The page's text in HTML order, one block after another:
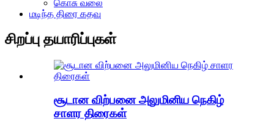
கொசு வலை
மடிந்த திரை கதவு
சிறப்பு தயாரிப்புகள்
சூடான விற்பனை அலுமினிய நெகிழ்
சாளர திரைகள்